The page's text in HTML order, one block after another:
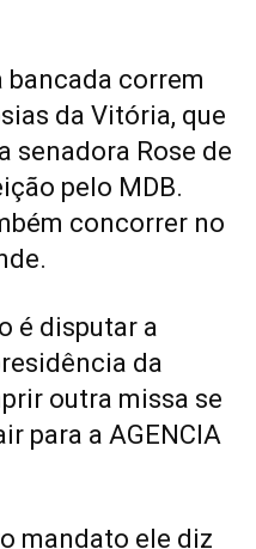
bancada correm
da Vitória, que
senadora Rose de
pelo MDB.
concorrer no
é disputar a
da
outra missa se
para a AGENCIA
mandato ele diz